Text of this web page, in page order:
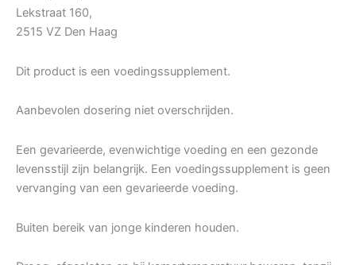
Lekstraat 160,
2515 VZ Den Haag
Dit product is een voedingssupplement.
Aanbevolen dosering niet overschrijden.
Een gevarieerde, evenwichtige voeding en een gezonde
levensstijl zijn belangrijk. Een voedingssupplement is geen
vervanging van een gevarieerde voeding.
Buiten bereik van jonge kinderen houden.